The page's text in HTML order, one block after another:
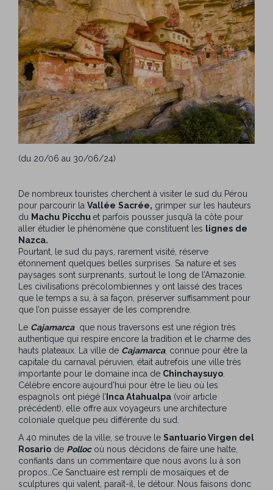
(du 20/06 au 30/06/24)
De nombreux touristes cherchent à visiter le sud du Pérou
pour parcourir la Vallée Sacrée, grimper sur les hauteurs
du Machu Picchuet parfois pousser jusqu’à la côte pour
aller étudier le phénomène que constituent les lignes de
Nazca.
Pourtant, le sud du pays, rarement visité, réserve
étonnement quelques belles surprises. Sa nature et ses
paysages sont surprenants, surtout le long de l’Amazonie.
Les civilisations précolombiennes y ont laissé des traces
que le temps a su, à sa façon, préserver suffisamment pour
que l’on puisse essayer de les comprendre.
Le Cajamarcaque nous traversons est une région très
authentique qui respire encore la tradition et le charme des
hauts plateaux. La ville de Cajamarca, connue pour être la
capitale du carnaval péruvien, était autrefois une ville très
importante pour le domaine inca de Chinchaysuyo
Célèbre encore aujourd’hui pour être le lieu où les
espagnols ont piégé l’ Inca Atahualpa (voir article
précédent), elle offre aux voyageurs une architecture
coloniale quelque peu différente du sud.
A 40 minutes de la ville, se trouve le Santuario Virgen del
Rosario de Pollocoù nous décidons de faire une halte,
confiants dans un commentaire que nous avons lu à son
propos…Ce Sanctuaire est rempli de mosaïques et de
sculptures qui valent, paraît-il, le détour. Nous faisons donc